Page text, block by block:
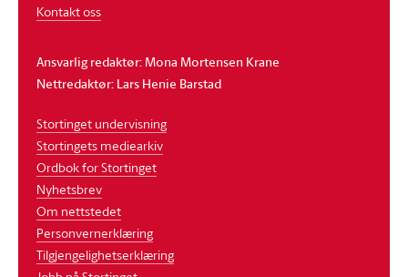
Kontakt oss
Ansvarlig redaktør: Mona Mortensen Krane
Nettredaktør: Lars Henie Barstad
Stortinget undervisning
Stortingets mediearkiv
Ordbok for Stortinget
Nyhetsbrev
Om nettstedet
Personvernerklæring
Tilgjengelighetserklæring